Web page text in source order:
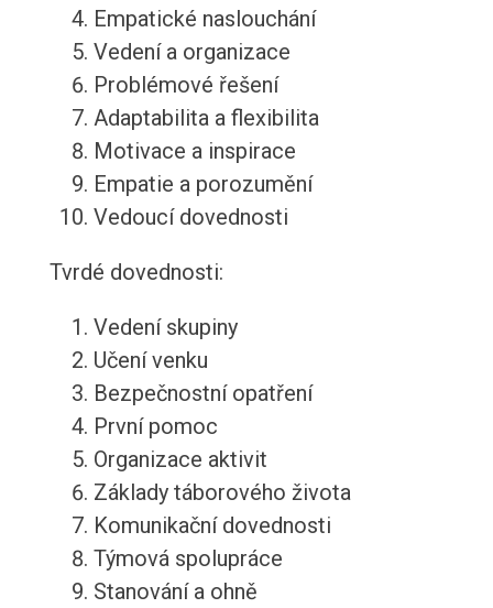
Empatické naslouchání
Vedení a organizace
Problémové řešení
Adaptabilita a flexibilita
Motivace a inspirace
Empatie a porozumění
Vedoucí dovednosti
Tvrdé dovednosti:
Vedení skupiny
Učení venku
Bezpečnostní opatření
První pomoc
Organizace aktivit
Základy táborového života
Komunikační dovednosti
Týmová spolupráce
Stanování a ohně